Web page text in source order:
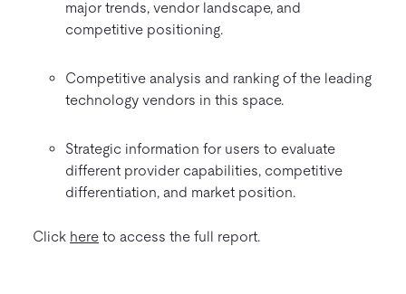
major trends, vendor landscape, and
competitive positioning.
Competitive analysis and ranking of the leading
technology vendors in this space.
Strategic information for users to evaluate
different provider capabilities, competitive
differentiation, and market position.
Click here to access the full report.